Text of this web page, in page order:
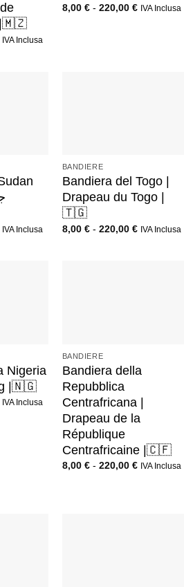
|🇲🇿
IVA Inclusa
8,00 € - 220,00 € IVA Inclusa
IVA Inclusa
BANDIERE
Bandiera del Togo |
Drapeau du Togo |
🇹🇬
8,00 € - 220,00 € IVA Inclusa
Nigeria
|🇳🇬
IVA Inclusa
BANDIERE
Bandiera della
Repubblica
Centrafricana |
Drapeau de la
République
Centrafricaine |🇨🇫
8,00 € - 220,00 € IVA Inclusa